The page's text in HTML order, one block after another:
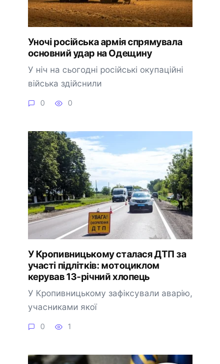
Уночі російська армія спрямувала
основний удар на Одещину
У ніч на сьогодні російські окупаційні
війська здійснили
0 0
У Кропивницькому сталася ДТП за
участі підлітків: мотоциклом
керував 13-річний хлопець
У Кропивницькому зафіксували аварію,
учасниками якої
0 1